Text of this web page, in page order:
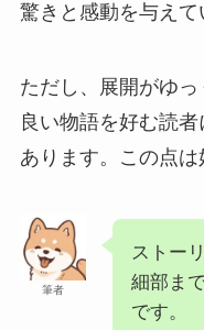
驚きと感動を与えて
ただし、展開がゆ
良い物語を好む読
あります。この点は
筆者
ストー
細部ま
です。